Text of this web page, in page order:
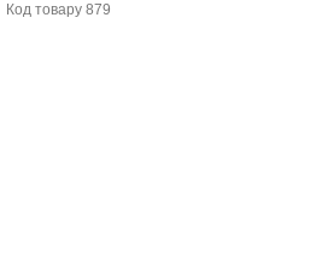
Код товару 879